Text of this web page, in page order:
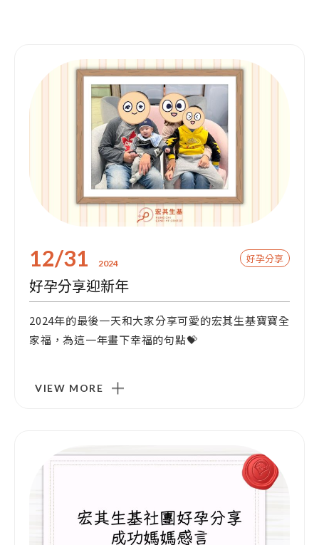
12/31 2024 好孕分享
好孕分享迎新年
2024年的最後一天和大家分享可愛的宏其生基寶寶全
家福，為這一年畫下幸福的句點💝
VIEW MORE